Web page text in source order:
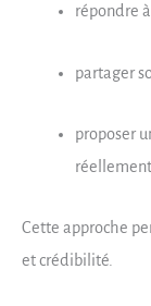
répondre
partager
proposer
Cette approche
et crédibilité.